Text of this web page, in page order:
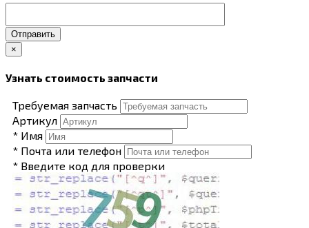
Отправить
×
Узнать стоимость запчасти
Требуемая запчасть
Артикул
* Имя
* Почта или телефон
* Введите код для проверки